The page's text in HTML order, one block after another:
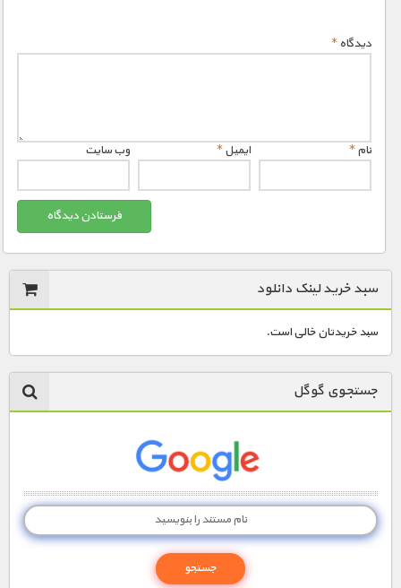
دیدگاه*
نام* ایمیل* وب‌ سایت
سبد خرید لینک دانلود
سبد خریدتان خالی است.
جستجوی گوگل